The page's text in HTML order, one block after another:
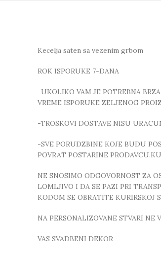
Kecelja saten sa vezenim grbom
ROK ISPORUKE 7-DANA
-UKOLIKO VAM JE POTREBNA
VREME ISPORUKE ZELJENOG
-TROSKOVI DOSTAVE NISU
-SVE PORUDZBINE KOJE BUDU
POVRAT POSTARINE
NE SNOSIMO ODGOVORNOST ZA
LOMLJIVO I DA SE PAZI PRI
KODOM SE OBRATITE KURIRSKOJ
NA PERSONALIZOVANE STVARI NE
VAS SVADBENI DEKOR